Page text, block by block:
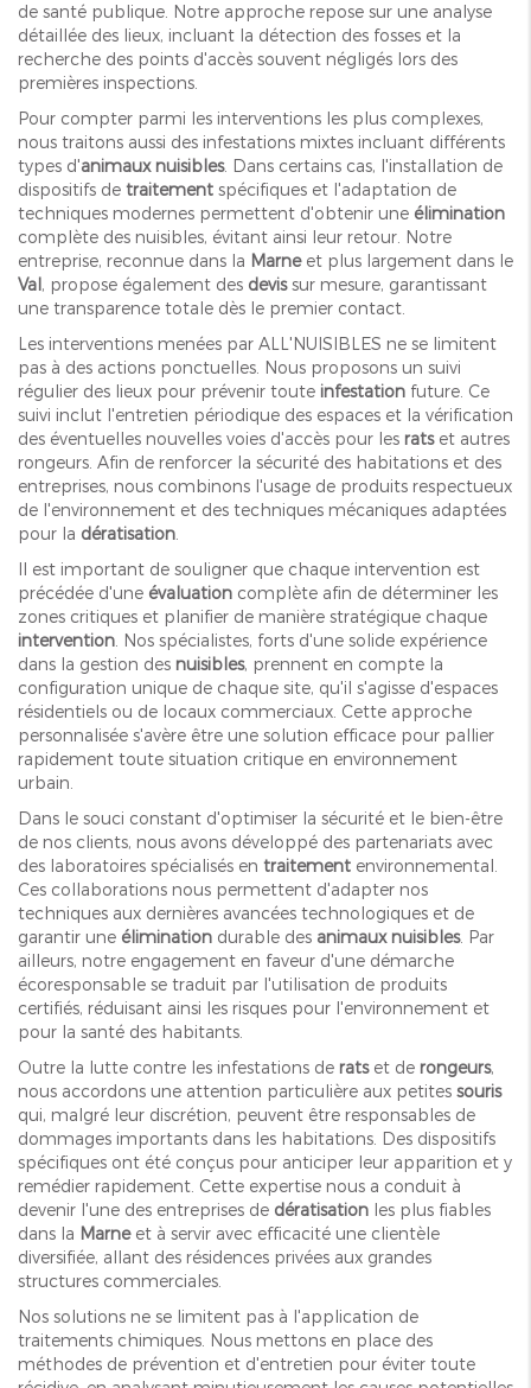
de santé publique. Notre approche repose sur une analyse
détaillée des lieux, incluant la détection des fosses et la
recherche des points d'accès souvent négligés lors des
premières inspections.
Pour compter parmi les interventions les plus complexes,
nous traitons aussi des infestations mixtes incluant différents
types d'animaux nuisibles. Dans certains cas, l'installation de
dispositifs de traitement spécifiques et l'adaptation de
techniques modernes permettent d'obtenir une élimination
complète des nuisibles, évitant ainsi leur retour. Notre
entreprise, reconnue dans la Marneet plus largement dans le
Val, propose également des devissur mesure, garantissant
une transparence totale dès le premier contact.
Les interventions menées par ALL'NUISIBLES ne se limitent
pas à des actions ponctuelles. Nous proposons un suivi
régulier des lieux pour prévenir toute infestation future. Ce
suivi inclut l'entretien périodique des espaces et la vérification
des éventuelles nouvelles voies d'accès pour les ratset autres
rongeurs. Afin de renforcer la sécurité des habitations et des
entreprises, nous combinons l'usage de produits respectueux
de l'environnement et des techniques mécaniques adaptées
pour la dératisation
Il est important de souligner que chaque intervention est
précédée d'une évaluation complète afin de déterminer les
zones critiques et planifier de manière stratégique chaque
intervention . Nos spécialistes, forts d'une solide expérience
dans la gestion des nuisibles, prennent en compte la
configuration unique de chaque site, qu'il s'agisse d'espaces
résidentiels ou de locaux commerciaux. Cette approche
personnalisée s'avère être une solution efficace pour pallier
rapidement toute situation critique en environnement
urbain.
Dans le souci constant d'optimiser la sécurité et le bien-être
de nos clients, nous avons développé des partenariats avec
des laboratoires spécialisés en traitement environnemental.
Ces collaborations nous permettent d'adapter nos
techniques aux dernières avancées technologiques et de
garantir une élimination durable des animaux nuisibles. Par
ailleurs, notre engagement en faveur d'une démarche
écoresponsable se traduit par l'utilisation de produits
certifiés, réduisant ainsi les risques pour l'environnement et
pour la santé des habitants.
Outre la lutte contre les infestations de ratset de rongeurs,
nous accordons une attention particulière aux petites souris
qui, malgré leur discrétion, peuvent être responsables de
dommages importants dans les habitations. Des dispositifs
spécifiques ont été conçus pour anticiper leur apparition et y
remédier rapidement. Cette expertise nous a conduit à
devenir l'une des entreprises de dératisation les plus fiables
dans la Marneet à servir avec efficacité une clientèle
diversifiée, allant des résidences privées aux grandes
structures commerciales.
Nos solutions ne se limitent pas à l'application de
traitements chimiques. Nous mettons en place des
méthodes de prévention et d'entretien pour éviter toute